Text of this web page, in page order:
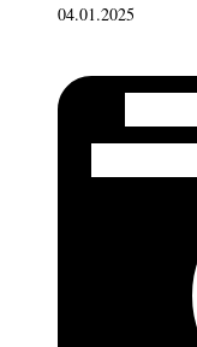
04.01.2025